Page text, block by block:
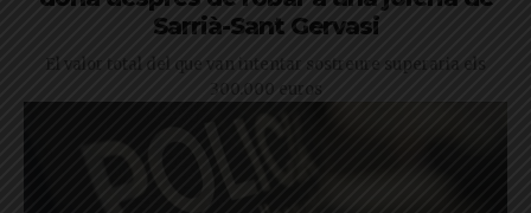
Sarrià-Sant Gervasi
El valor total del que van intentar sostreure superaria els
300.000 euros